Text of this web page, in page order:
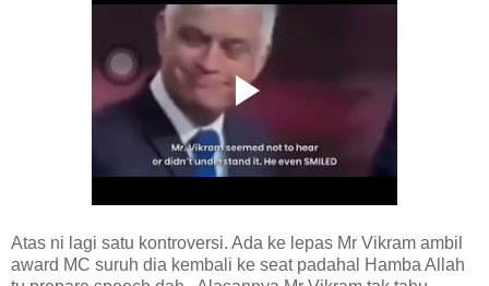
Atas ni lagi satu kontroversi. Ada ke lepas Mr Vikram ambil
award MC suruh dia kembali ke seat padahal Hamba Allah